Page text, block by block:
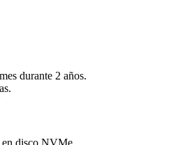
durante 2 años.